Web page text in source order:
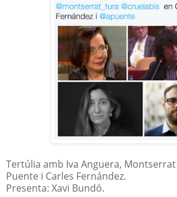
Tertúlia amb Iva Anguera,
Puente i Carles Fernández.
Presenta: Xavi Bundó.